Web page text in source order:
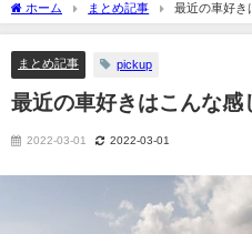
ホーム まとめ記事 最近の車好き
まとめ記事 pickup
最近の車好きはこんな感
2022-03-01 2022-03-01